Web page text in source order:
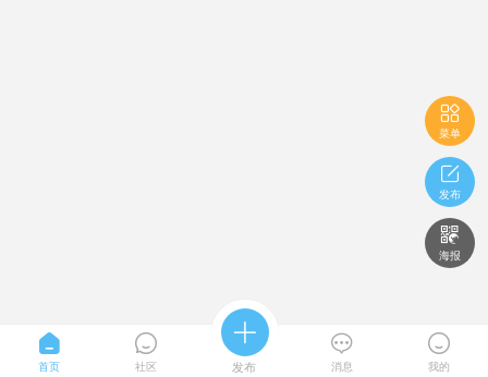

菜单

发布

海报

首页

社区

发布

消息

我的